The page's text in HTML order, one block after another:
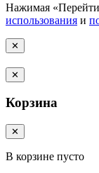
Нажимая «Перейти
использования и
✕
✕
Корзина
✕
В корзине пусто